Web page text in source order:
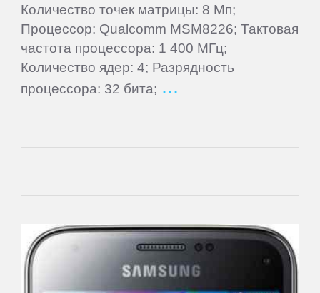
Количество точек матрицы: 8 Мп;
Процессор: Qualcomm MSM8226; Тактовая
частота процессора: 1 400 МГц;
Количество ядер: 4; Разрядность
процессора: 32 бита;
BQ
BQ-
Mobile
Digma